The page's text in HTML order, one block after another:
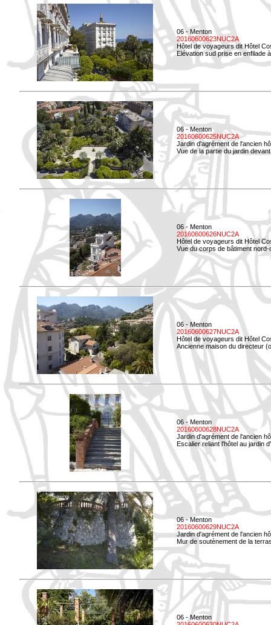
06 - Menton
20160600623NUC2A
Hôtel de voyageurs dit Hôtel
Elévation sud prise en enfilade
06 - Menton
20160600625NUC2A
Jardin d'agrément de l'ancien
Vue de la partie du jardin
06 - Menton
20160600626NUC2A
Hôtel de voyageurs dit Hôtel
Vue du corps de bâtiment
06 - Menton
20160600627NUC2A
Hôtel de voyageurs dit Hôtel
Ancienne maison du directeur
06 - Menton
20160600628NUC2A
Jardin d'agrément de l'ancien
Escalier reliant l'hôtel au jardin
06 - Menton
20160600629NUC2A
Jardin d'agrément de l'ancien
Mur de soutènement de la
06 - Menton